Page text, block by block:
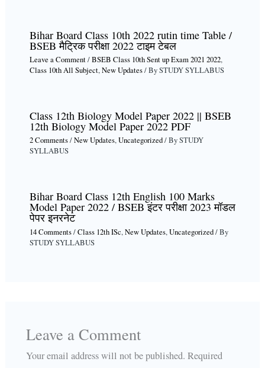
Bihar Board Class 10th 2022 rutin time Table /
BSEB मैट्रिक परीक्षा 2022 टाइम टेबल
Leave a Comment/BSEB Class 10th Sent up Exam 2021 2022,
Class 10th All Subject,New Updates/ BySTUDY SYLLABUS
Class 12th Biology Model Paper 2022 || BSEB
12th Biology Model Paper 2022 PDF
2 Comments/New Updates,Uncategorized/ BySTUDY
SYLLABUS
Bihar Board Class 12th English 100 Marks
Model Paper 2022 / BSEB इंटर परीक्षा 2023 मॉडल
पेपर इनरनेट
14 Comments/Class 12th ISc,New Updates,Uncategorized/ By
STUDY SYLLABUS
Leave a Comment
Your email address will not be published. Required